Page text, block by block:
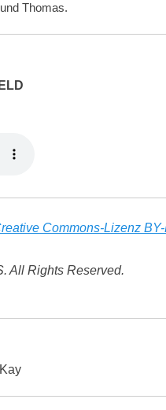
Thomas.
Commons-Lizenz
All Rights Reserved.